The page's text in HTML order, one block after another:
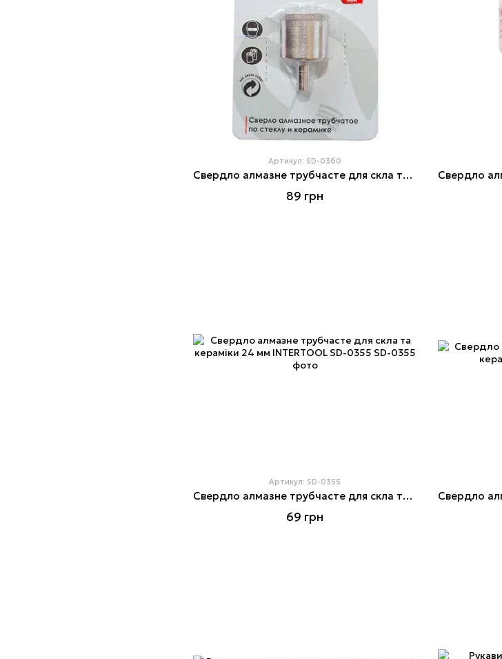
Артикул: SD-0360
Свердло алмазне трубчасте для скла та кераміки 32 мм INTERTOOL SD-0360
89 грн
Артикул: SD-0355
Свердло алмазне трубчасте для скла та кераміки 24 мм INTERTOOL SD-0355
69 грн